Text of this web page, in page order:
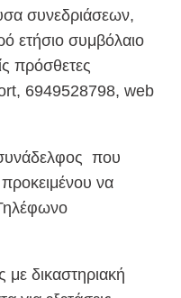
συνεδριάσεων,
ετήσιο συμβόλαιο
πρόσθετες
6949528798, web
που
να
δικαστηριακή